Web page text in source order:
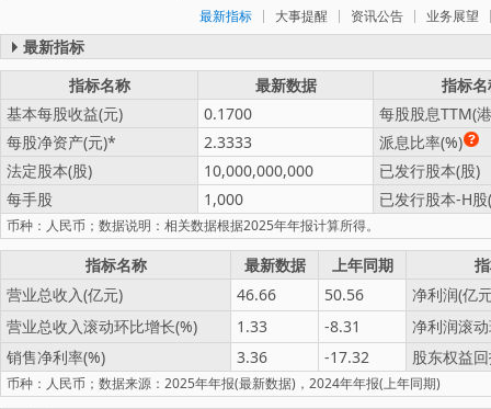
最新指标 大事提醒 资讯公告 业务展望
最新指标
指标名称
最新数据
指标名
基本每股收益(元)
0.1700
每股股息TTM(
每股净资产(元)
2.3333
派息比率(%)
法定股本(股)
10,000,000,000
已发行股本(股)
每手股
1,000 已发行股本-H股
币种：人民币；数据说明：相关数据根据2025年年报计算所得。
指标名称 最新数据 上年同期
营业总收入(亿元)
46.66 50.56
净利润(亿
营业总收入滚动环比增长(%)
1.33 -8.31
净利润滚
销售净利率(%)
3.36 -17.32 股东权益
币种：人民币；数据来源：2025年年报(最新数据)，2024年年报(上年同期)